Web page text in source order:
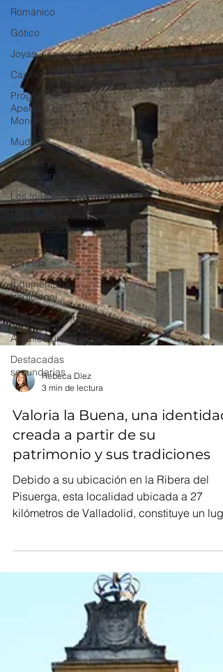
Románico
Gótico
Joyas inesperadas
Castillos
Programa de
Apertura de
Monumentos
Mudéjar
Iglesias y
monasterios
Los más leídos
inconformistas
Destacada en
portada
Indumentaria
tradicional
Historias inspiradoras
Arquitectura popular
Destacadas
secundarias
3 min de lectura
Valoria la Buena, una identidad
creada a partir de su
patrimonio y sus tradiciones
Debido a su ubicación en la Ribera del
Pisuerga, esta localidad ubicada a 27